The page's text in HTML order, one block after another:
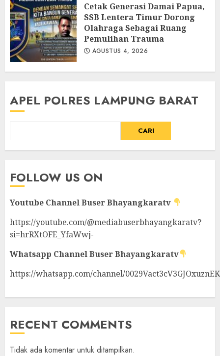
Cetak Generasi Damai Papua,
SSB Lentera Timur Dorong
Olahraga Sebagai Ruang
Pemulihan Trauma
AGUSTUS 4, 2026
APEL POLRES LAMPUNG BARAT
CARI
FOLLOW US ON
Youtube ChannelBuser Bhayangkaratv
https://youtube.com/@mediabuserbhayangkaratv?
si=hrRXtOFE_YfaWwj-
Whatsapp ChannelBuser Bhayangkaratv
https://whatsapp.com/channel/
RECENT COMMENTS
Tidak ada komentar untuk ditampilkan.